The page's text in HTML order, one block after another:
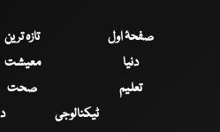
صفحۂ اول تازہ ترین
دنیا
معیشت
تعلیم
صحت
ٹیکنالوجی